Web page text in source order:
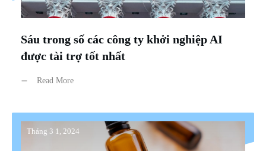
Sáu trong số các công ty khởi nghiệp AI
được tài trợ tốt nhất
Read More
Tháng 3 1, 2024